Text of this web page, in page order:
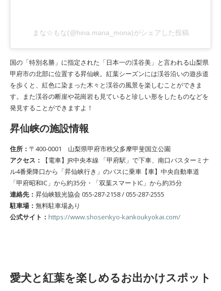
まな☆もな(@hina.mana_mona)がシェアした投稿
国の「特別名勝」に指定された「日本一の渓谷美」と言われる山梨県
甲府市の北部に位置する昇仙峡。紅葉シーズンには渓谷沿いの遊歩道
を歩くと、紅色に染まった木々と渓谷の風景を楽しむことができま
す。また渓谷の断崖や花崗岩も見ていると珍しい形をしたものなどを
発見することができますよ！
昇仙峡の施設情報
住所： 〒400-0001 山梨県甲府市秩父多摩甲斐国立公園
アクセス：
【電車】JR中央本線 「甲府駅」で下車、南口バスターミナ
ル4番乗降口から「昇仙峡行き」のバスに乗車【車】中央自動車道
「甲府昭和IC」から約35分・「双葉スマートIC」から約35分
連絡先： 昇仙峡観光協会 055-287-2158 / 055-287-2555
駐車場： 無料駐車場あり
公式サイト： https://www.shosenkyo-kankoukyokai.com/
愛犬と紅葉を楽しめるお出かけスポット